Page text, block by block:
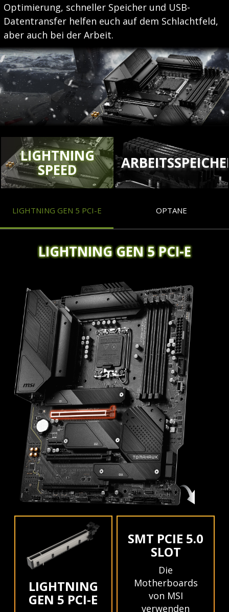
Optimierung, schneller Speicher und USB-
Datentransfer helfen euch auf dem Schlachtfeld,
aber auch bei der Arbeit.
LIGHTNING
SPEED
LIGHTNING GEN 5 PCI-E OPTANE
LIGHTNING GEN 5 PCI-E
LIGHTNING
GEN 5 PCI-E
SMT PCIE 5.0
SLOT
Die
Motherboards
von MSI
verwenden